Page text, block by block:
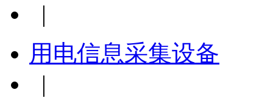
|
用电信息采集设备
|